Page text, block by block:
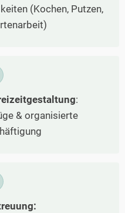
(Kochen, Putzen,
:
& organisierte